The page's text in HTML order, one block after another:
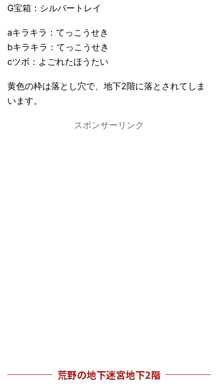
G宝箱：シルバートレイ
aキラキラ：てっこうせき
bキラキラ：てっこうせき
cツボ：よごれたほうたい
黄色の枠は落とし穴で、地下2階に落とされてしま
います。
スポンサーリンク
荒野の地下迷宮地下2階